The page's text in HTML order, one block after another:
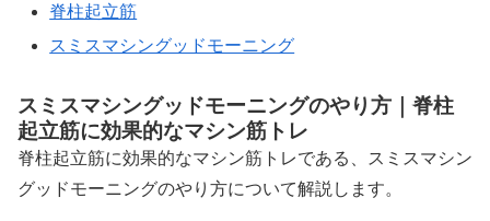
脊柱起立筋
スミスマシングッドモーニング
スミスマシングッドモーニングのやり方｜脊柱
起立筋に効果的なマシン筋トレ
脊柱起立筋に効果的なマシン筋トレである、スミスマシン
グッドモーニングのやり方について解説します。